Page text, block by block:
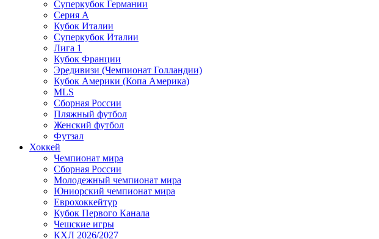
Суперкубок Германии
Серия А
Кубок Италии
Суперкубок Италии
Лига 1
Кубок Франции
Эредивизи (Чемпионат Голландии)
Кубок Америки (Копа Америка)
MLS
Сборная России
Пляжный футбол
Женский футбол
Футзал
Хоккей
Чемпионат мира
Сборная России
Молодежный чемпионат мира
Юниорский чемпионат мира
Еврохоккейтур
Кубок Первого Канала
Чешские игры
КХЛ 2026/2027